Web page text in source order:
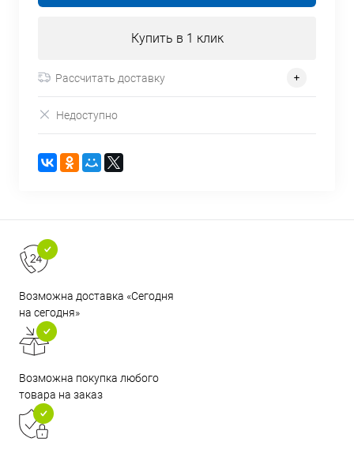
Купить в 1 клик
Рассчитать доставку
Недоступно
Возможна доставка «Сегодня
на сегодня»
Возможна покупка любого
товара на заказ